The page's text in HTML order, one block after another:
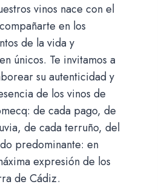
vinos nace con el
en los
de la vida y
únicos. Te invitamos a
su autenticidad y
de los vinos de
de cada pago, de
de cada terruño, del
predominante: en
expresión de los
de Cádiz.